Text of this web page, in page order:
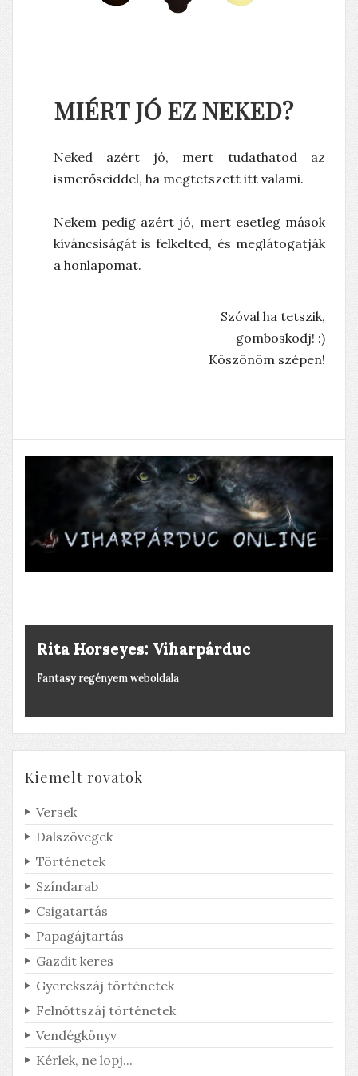
MIÉRT JÓ EZ NEKED?
Neked azért jó, mert tudathatod az
ismerőseiddel, ha megtetszett itt valami.
Nekem pedig azért jó, mert esetleg mások
kíváncsiságát is felkelted, és meglátogatják
a honlapomat.
Szóval ha tetszik,
gomboskodj! :)
Köszönöm szépen!
Rita Horseyes: Viharpárduc
Fantasy regényem weboldala
Derült égből pingpong
Honnan jött a labda?
Kiemelt rovatok
Versek
Dalszövegek
Történetek
Színdarab
Csigatartás
Papagájtartás
Gazdit keres
Gyerekszáj történetek
Felnőttszáj történetek
Vendégkönyv
Kérlek, ne lopj...